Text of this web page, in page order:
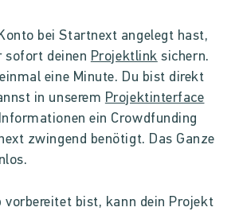
bei Startnext angelegt hast,
sofort deinen Projektlink sichern.
eine Minute. Du bist direkt
in unserem Projektinterface
ein Crowdfunding
zwingend benötigt. Das Ganze
vorbereitet bist, kann dein Projekt